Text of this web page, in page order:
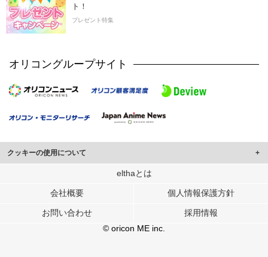
ト！
プレゼント特集
オリコングループサイト
クッキーの使用について
このサイトでは Cookie を使用して、ユーザーに合わせたコンテンツや広告の
行っています。
メディアや広告配信、データ解析の各パートナーに提供しています。
各パートナーは、この情報とユーザーが各パートナーに提供した他の情報や、
ユーザーが各パートナーのサービスを使用したときに収集した他の情報を組み
elthaとは
会社概要 個人情報保護方針
お問い合わせ
採用情報
© oricon ME inc.